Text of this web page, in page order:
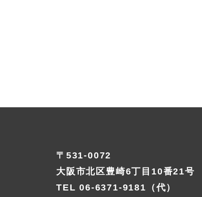
〒531-0072
大阪市北区豊崎6丁目10番21号
TEL06-6371-9181 （代）